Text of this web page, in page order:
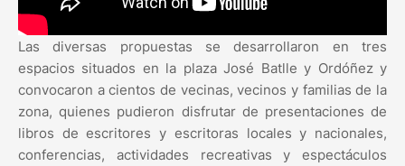
Las diversas propuestas se desarrollaron en tres
espacios situados en la plaza José Batlle y Ordóñez y
convocaron a cientos de vecinas, vecinos y familias de la
zona, quienes pudieron disfrutar de presentaciones de
libros de escritores y escritoras locales y nacionales,
conferencias, actividades recreativas y espectáculos